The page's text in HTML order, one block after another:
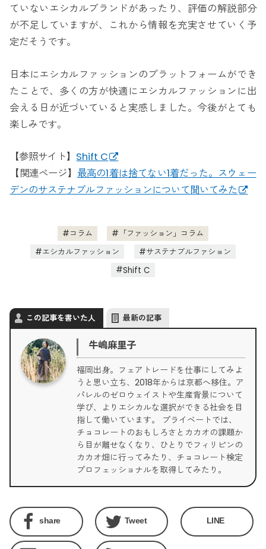
ていないエシカルブランドがあったり、評価の解説部分
が不足していますが、これから情報を充実させていく予
定だそうです。
日本にエシカルファッションのプラットフォームができ
たことで、多くの方が快適にエシカルファッションに出
会える日が近づいていると実感しました。今後がとても
楽しみです。
【参照サイト】 Shift C
【関連ページ】 最高の1着は捨てない1着だった。スウェー
デンのサステナブルファッションについて聞いてみた
コラム
「ファッション」コラム
エシカルファッション
サステナブルファション
Shift C
この記事を書いた人 最新の記事
牛嶋麻里子
福岡出身。フェアトレードを仕事にしてみよ
うと思い立ち、2018年からは京都へ移住。ア
パレルのゼロウェイストや生産背景について
学び、よりエシカルな選択ができる社会を目
指して働いています。 プライベートでは、
チョコレートのおもしろさとカカオの課題か
ら目が離せなくなり、ひとりでフィリピンの
カカオ畑に行ってみたり、チョコレート検定
プロフェッショナルを取得してみたり。
share Tweet LINE